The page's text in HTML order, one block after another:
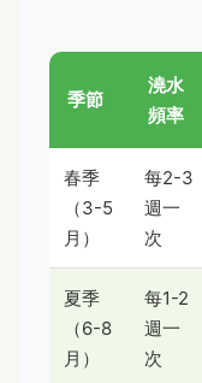
季節
澆水
頻率
春季
（3-5
月）
每2-3
週一
次
夏季
（6-8
月）
每1-2
週一
次